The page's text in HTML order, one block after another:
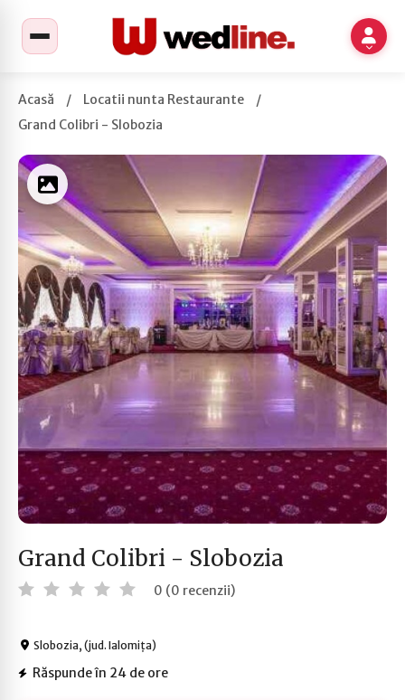
Acasă / Locatii nunta Restaurante
/
Grand Colibri - Slobozia
Grand Colibri - Slobozia
0 (0 recenzii)
Slobozia, (jud. Ialomița)
Răspunde în 24 de ore